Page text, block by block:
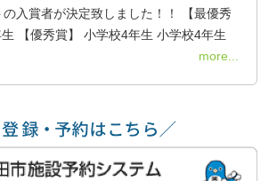
の入賞者が決定致しました！！ 【最優秀
【優秀賞】 小学校4年生 小学校4年生
more...